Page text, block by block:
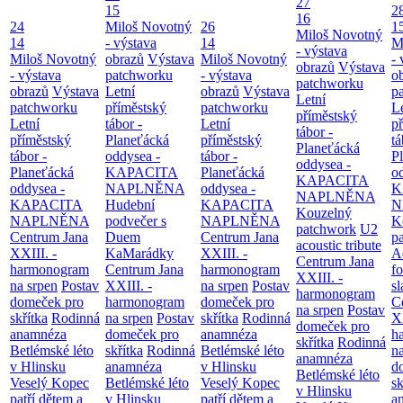
24
14
Miloš Novotný
- výstava
obrazů Výstava
patchworku
Letní
příměstský
tábor -
Planeťácká
oddysea -
KAPACITA
NAPLNĚNA
Centrum Jana
XXIII. -
harmonogram
na srpen Postav
domeček pro
skřítka Rodinná
anamnéza
Betlémské léto
v Hlinsku
Veselý Kopec
patří dětem a
15
Miloš Novotný
- výstava
obrazů Výstava
patchworku
Letní
příměstský
tábor -
Planeťácká
oddysea -
KAPACITA
NAPLNĚNA
Hudební
podvečer s
Duem
KaMarádky
Centrum Jana
XXIII. -
harmonogram
na srpen Postav
domeček pro
skřítka Rodinná
anamnéza
Betlémské léto
v Hlinsku
26
14
Miloš Novotný
- výstava
obrazů Výstava
patchworku
Letní
příměstský
tábor -
Planeťácká
oddysea -
KAPACITA
NAPLNĚNA
Centrum Jana
XXIII. -
harmonogram
na srpen Postav
domeček pro
skřítka Rodinná
anamnéza
Betlémské léto
v Hlinsku
Veselý Kopec
patří dětem a
16
Miloš Novotný
- výstava
obrazů Výstava
patchworku
Letní
příměstský
tábor -
Planeťácká
oddysea -
KAPACITA
NAPLNĚNA
Kouzelný
patchwork U2
acoustic tribute
Centrum Jana
XXIII. -
harmonogram
na srpen Postav
domeček pro
skřítka Rodinná
anamnéza
Betlémské léto
v Hlinsku
-